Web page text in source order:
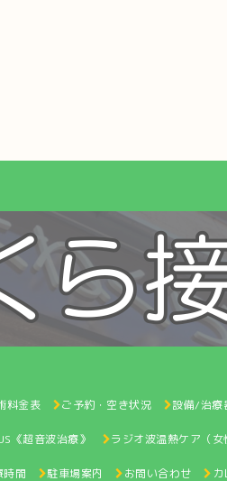
料金表 ご予約・空き状況 設備/治療
《超音波治療》 ラジオ波温熱ケア（女
時間 駐車場案内 お問い合わせ